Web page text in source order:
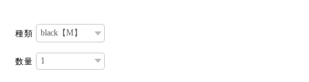
種類
数量